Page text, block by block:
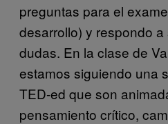
preguntas para el
desarrollo) y respondo
dudas. En la clase de
estamos siguiendo una
TED-ed que son
pensamiento crítico,